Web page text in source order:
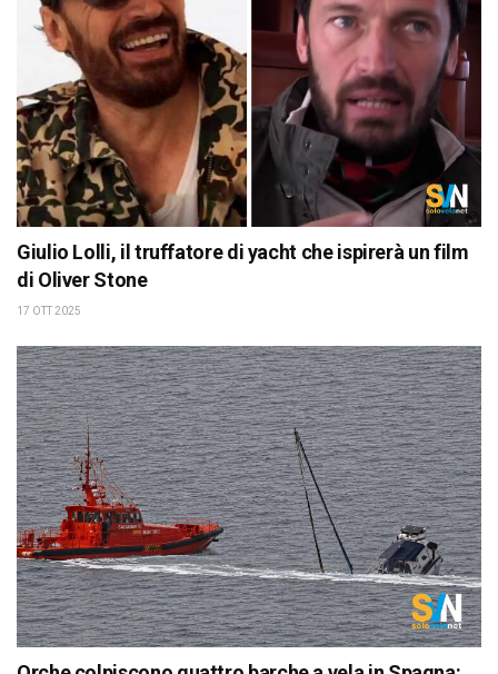
Giulio Lolli, il truffatore di yacht che ispirerà un film
di Oliver Stone
17 OTT 2025